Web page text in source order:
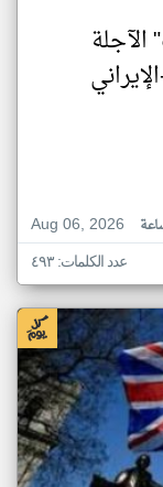
Aug 06, 2026
عدد الكلمات: ٤٩٣